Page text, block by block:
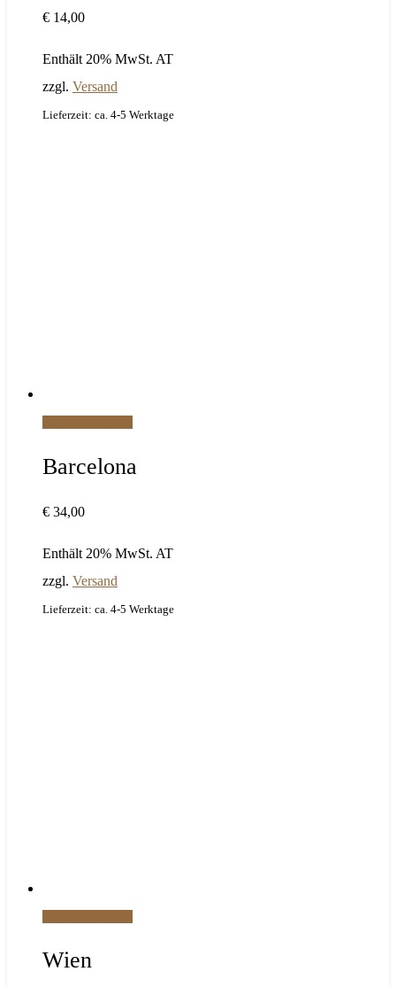
€ 14,00
Enthält 20% MwSt. AT
zzgl. Versand
Lieferzeit: ca. 4-5 Werktage
Barcelona
€ 34,00
Enthält 20% MwSt. AT
zzgl. Versand
Lieferzeit: ca. 4-5 Werktage
Wien